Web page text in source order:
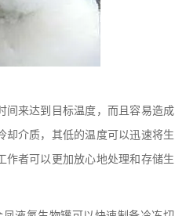
来达到目标温度，而且容易造成
却介质，其低的温度可以迅速将生
作者可以更加放心地处理和存储生